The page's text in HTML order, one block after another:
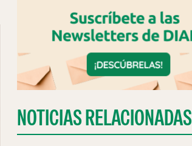
NOTICIAS RELACIONADAS